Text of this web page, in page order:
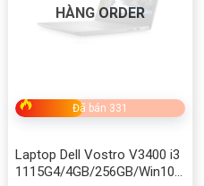
HÀNG ORDER
Đã bán 331
Laptop Dell Vostro V3400 i3
1115G4/4GB/256GB/Win10